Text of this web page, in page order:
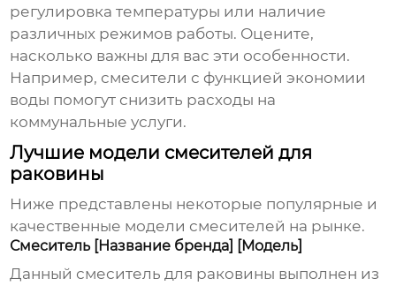
регулировка температуры или наличие
различных режимов работы. Оцените,
насколько важны для вас эти особенности.
Например, смесители с функцией экономии
воды помогут снизить расходы на
коммунальные услуги.
Лучшие модели смесителей для
раковины
Ниже представлены некоторые популярные и
качественные модели смесителей на рынке.
Смеситель [Название бренда] [Модель]
Данный смеситель для раковины выполнен из